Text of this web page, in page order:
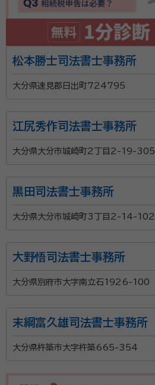
松本勝士司法書士事務所
大分県速見郡日出町724795
江尻秀作司法書士事務所
大分県大分市城崎町2丁目2-19-305
黒田司法書士事務所
大分県大分市城崎町3丁目2-14-102
大野悟司法書士事務所
大分県別府市大字南立石1926-100
末綱富久雄司法書士事務所
大分県杵築市大字杵築665-354